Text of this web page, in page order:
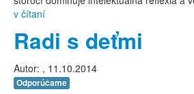
v čítaní
Radi s deťmi
Autor: , 11.10.2014
Odporúčame